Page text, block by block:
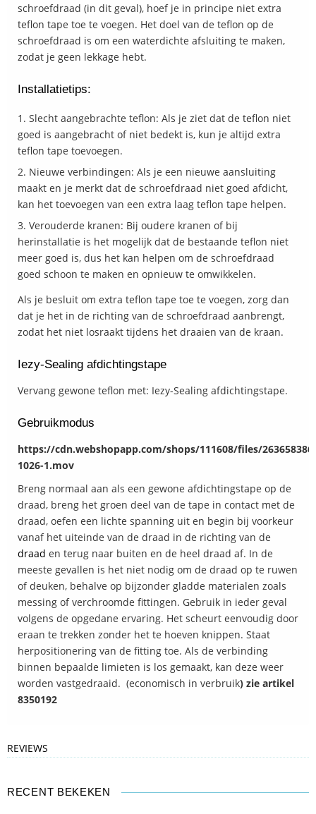
schroefdraad (in dit geval), hoef je in principe niet extra
teflon tape toe te voegen. Het doel van de teflon op de
schroefdraad is om een waterdichte afsluiting te maken,
zodat je geen lekkage hebt.
Installatietips:
Slecht aangebrachte teflon: Als je ziet dat de teflon niet
goed is aangebracht of niet bedekt is, kun je altijd extra
teflon tape toevoegen.
Nieuwe verbindingen: Als je een nieuwe aansluiting
maakt en je merkt dat de schroefdraad niet goed afdicht,
kan het toevoegen van een extra laag teflon tape helpen.
Verouderde kranen: Bij oudere kranen of bij
herinstallatie is het mogelijk dat de bestaande teflon niet
meer goed is, dus het kan helpen om de schroefdraad
goed schoon te maken en opnieuw te omwikkelen.
Als je besluit om extra teflon tape toe te voegen, zorg dan
dat je het in de richting van de schroefdraad aanbrengt,
zodat het niet losraakt tijdens het draaien van de kraan.
Iezy-Sealing afdichtingstape
Vervang gewone teflon met: Iezy-Sealing afdichtingstape.
Gebruikmodus
https://cdn.webshopapp.com/shops/111608/files/
1026-1.mov
Breng normaal aan als een gewone afdichtingstape op de
draad, breng het groen deel van de tape in contact met de
draad, oefen een lichte spanning uit en begin bij voorkeur
vanaf het uiteinde van de draad in de richting van de
draad en terug naar buiten en de heel draad af. In de
meeste gevallen is het niet nodig om de draad op te ruwen
of deuken, behalve op bijzonder gladde materialen zoals
messing of verchroomde fittingen. Gebruik in ieder geval
volgens de opgedane ervaring. Het scheurt eenvoudig door
eraan te trekken zonder het te hoeven knippen. Staat
herpositionering van de fitting toe. Als de verbinding
binnen bepaalde limieten is los gemaakt, kan deze weer
worden vastgedraaid. (economisch in verbruik) zie artikel
8350192
REVIEWS
RECENT BEKEKEN